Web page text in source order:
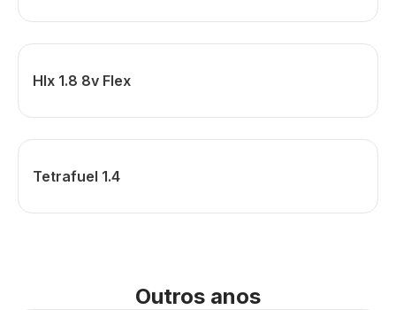
Hlx 1.8 8v Flex
Tetrafuel 1.4
Outros anos